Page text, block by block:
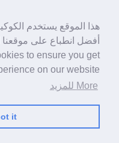
هذا الموقع يستخدم
أفضل انطباع على موقعنا
to ensure you get
on our website
More للمزيد
it!